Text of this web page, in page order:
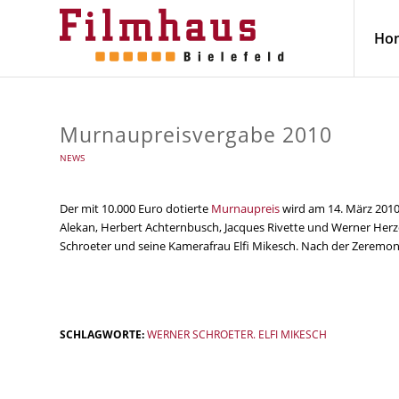
Murnaupreisvergabe 2010
NEWS
Der mit 10.000 Euro dotierte Murnaupreiswird am 14. März
Alekan, Herbert Achternbusch, Jacques Rivette und Werner
Schroeter und seine Kamerafrau Elfi Mikesch. Nach der
SCHLAGWORTE:WERNER SCHROETER. ELFI MIKESCH